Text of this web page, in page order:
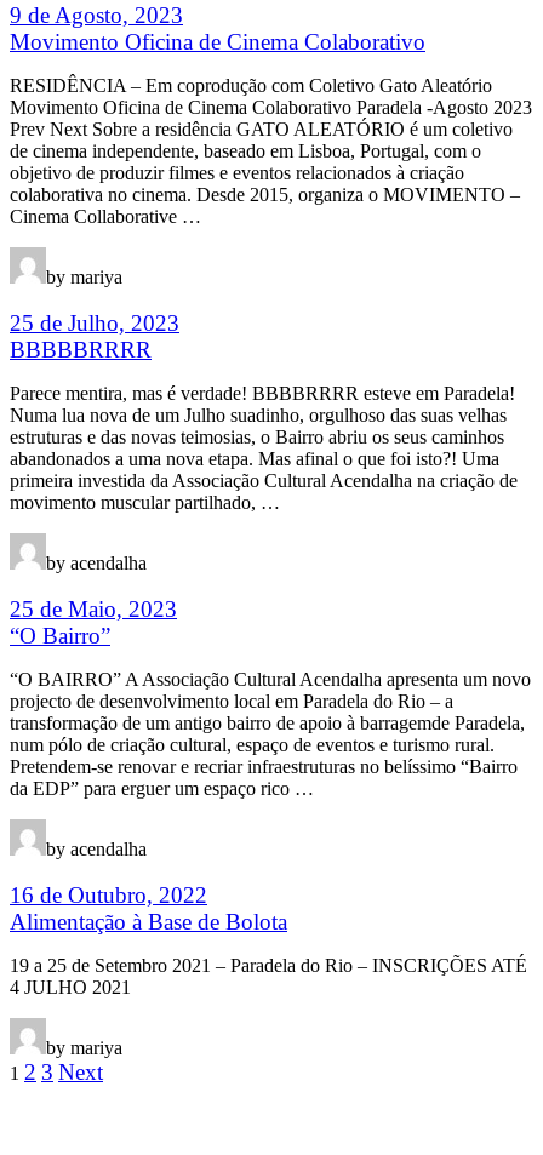
9 de Agosto, 2023
Movimento Oficina de Cinema Colaborativo
RESIDÊNCIA – Em coprodução com Coletivo Gato Aleatório
Movimento Oficina de Cinema Colaborativo Paradela -Agosto 2023
Prev Next Sobre a residência GATO ALEATÓRIO é um coletivo
de cinema independente, baseado em Lisboa, Portugal, com o
objetivo de produzir filmes e eventos relacionados à criação
colaborativa no cinema. Desde 2015, organiza o MOVIMENTO –
Cinema Collaborative …
by mariya
25 de Julho, 2023
BBBBBRRRR
Parece mentira, mas é verdade! BBBBRRRR esteve em Paradela!
Numa lua nova de um Julho suadinho, orgulhoso das suas velhas
estruturas e das novas teimosias, o Bairro abriu os seus caminhos
abandonados a uma nova etapa. Mas afinal o que foi isto?! Uma
primeira investida da Associação Cultural Acendalha na criação de
movimento muscular partilhado, …
by acendalha
25 de Maio, 2023
“O Bairro”
“O BAIRRO” A Associação Cultural Acendalha apresenta um novo
projecto de desenvolvimento local em Paradela do Rio – a
transformação de um antigo bairro de apoio à barragemde Paradela,
num pólo de criação cultural, espaço de eventos e turismo rural.
Pretendem-se renovar e recriar infraestruturas no belíssimo “Bairro
da EDP” para erguer um espaço rico …
by acendalha
16 de Outubro, 2022
Alimentação à Base de Bolota
19 a 25 de Setembro 2021 – Paradela do Rio – INSCRIÇÕES ATÉ
4 JULHO 2021
by mariya
1 2 3 Next